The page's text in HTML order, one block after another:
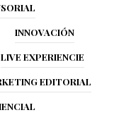
INNOVACIÓN
LIVE EXPERIENCIE
EDITORIAL